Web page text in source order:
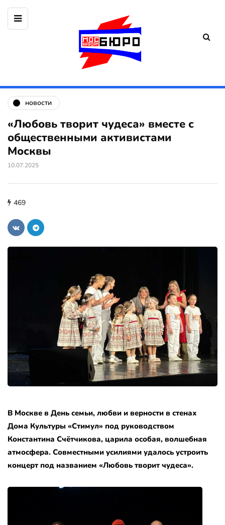
новости
«Любовь творит чудеса» вместе с
общественными активистами
Москвы
10.07.2025
469
В Москве в День семьи, любви и верности в стенах
Дома Культуры «Стимул» под руководством
Константина Счётчикова, царила особая, волшебная
атмосфера. Совместными усилиями удалось устроить
концерт под названием «Любовь творит чудеса».